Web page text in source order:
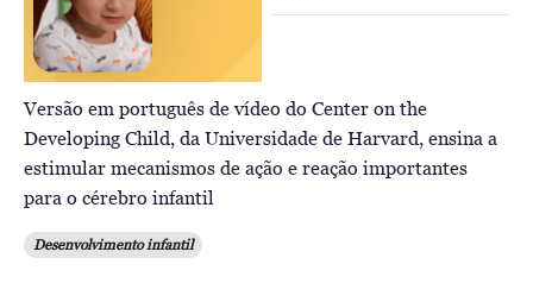
Versão em português de vídeo do Center on the
Developing Child, da Universidade de Harvard, ensina a
estimular mecanismos de ação e reação importantes
para o cérebro infantil
Desenvolvimento infantil